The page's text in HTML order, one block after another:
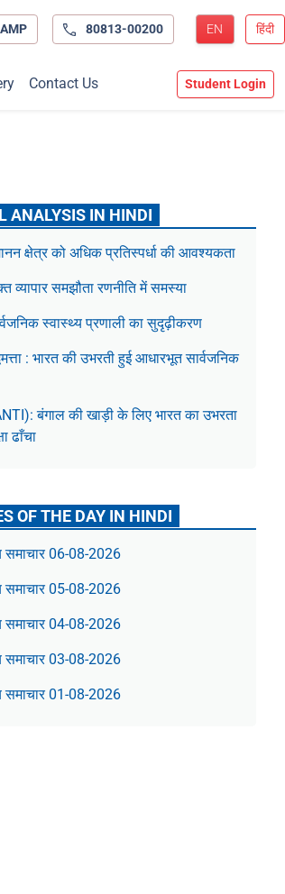
80813-00200 EN हिंदी
Contact Us Student Login
ANALYSIS IN HINDI
क्षेत्र को अधिक प्रतिस्पर्धा की आवश्यकता
व्यापार समझौता रणनीति में समस्या
स्वास्थ्य प्रणाली का सुदृढ़ीकरण
: भारत की उभरती हुई आधारभूत सार्वजनिक
बंगाल की खाड़ी के लिए भारत का उभरता
ढाँचा
OF THE DAY IN HINDI
समाचार 06-08-2026
समाचार 05-08-2026
समाचार 04-08-2026
समाचार 03-08-2026
समाचार 01-08-2026